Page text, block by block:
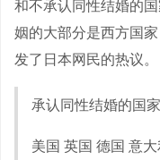
和不承认同性结婚的
姻的大部分是西方国
发了日本网民的热议。
承认同性结婚的国家
美国 英国 德国 意